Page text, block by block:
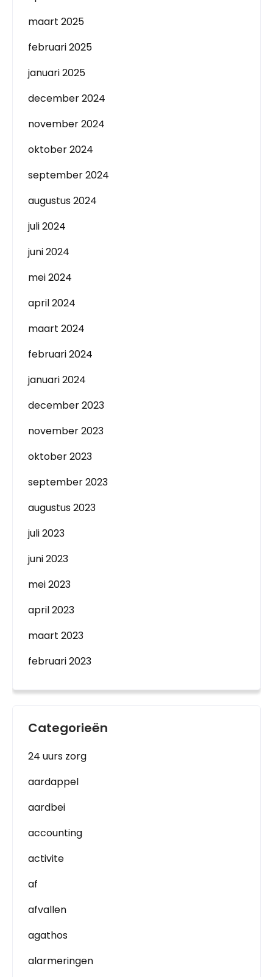
maart 2025
februari 2025
januari 2025
december 2024
november 2024
oktober 2024
september 2024
augustus 2024
juli 2024
juni 2024
mei 2024
april 2024
maart 2024
februari 2024
januari 2024
december 2023
november 2023
oktober 2023
september 2023
augustus 2023
juli 2023
juni 2023
mei 2023
april 2023
maart 2023
februari 2023
Categorieën
24 uurs zorg
aardappel
aardbei
accounting
activite
af
afvallen
agathos
alarmeringen